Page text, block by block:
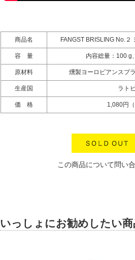
商品名 FANGST BRISLING No.２
容 量 内容総量：100 g
原材料 燻製ヨーロピアンスプ
生産国 ラト
価 格 1,080円
この商品について問い
いっしょにお勧めしたい商